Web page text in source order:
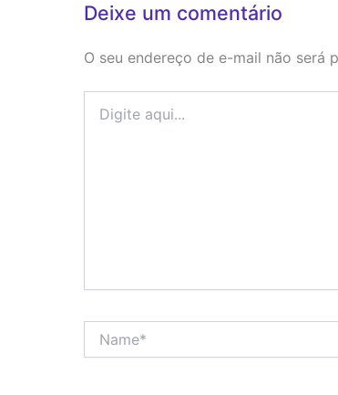
Deixe um comentário
O seu endereço de e-mail não será
aqui...